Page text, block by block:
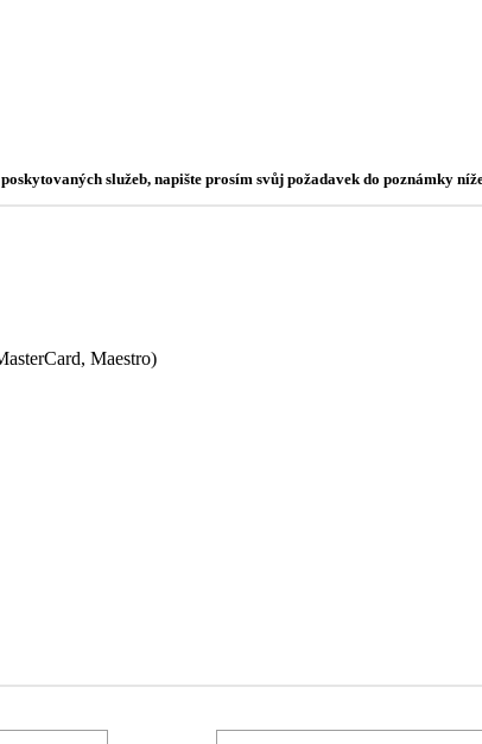
služeb, napište prosím svůj požadavek do poznámky
Maestro)